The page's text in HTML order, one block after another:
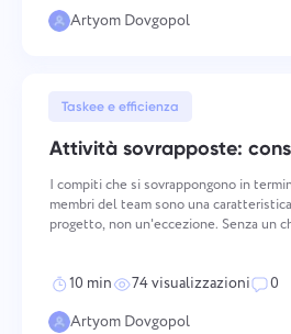
Tiếng Việt
Artyom Dovgopol
Taskee e efficienza
Attività sovrapposte:
I compiti che si sovrappongono in
membri del team sono una
progetto, non un'eccezione. Senza un
10 min 74 visualizzazioni
0
Artyom Dovgopol
Gestione aziendale